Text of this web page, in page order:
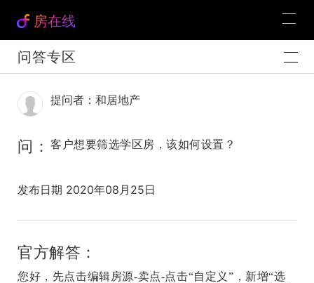
房在线
问答专区
提问者：和居地产
问： 客户想要筛选学区房，该如何设置？
发布日期 2020年08月25日
官方解答：
您好，先点击编辑房源-卖点-点击“自定义”，新增“选